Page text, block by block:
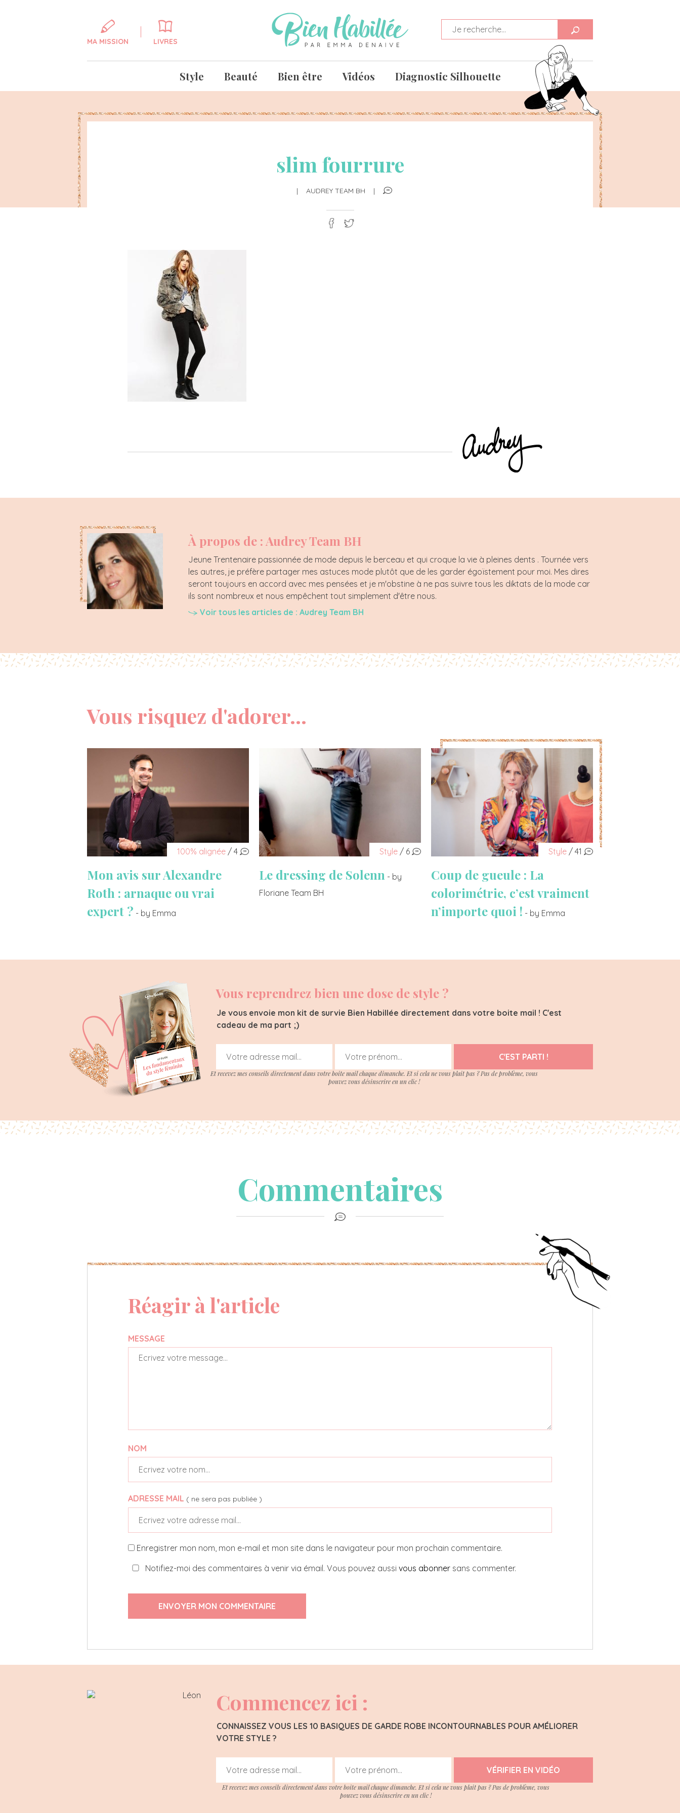
MA MISSION LIVRES
Style Beauté Bien être Vidéos Diagnostic Silhouette
slim fourrure
| AUDREY TEAM BH |
À propos de : Audrey Team BH
Jeune Trentenaire passionnée de mode depuis le berceau et qui croque la vie à pleines dents . Tournée vers
les autres, je préfère partager mes astuces mode plutôt que de les garder égoïstement pour moi. Mes dires
seront toujours en accord avec mes pensées et je m'obstine à ne pas suivre tous les diktats de la mode car
ils sont nombreux et nous empêchent tout simplement d'être nous.
Voir tous les articles de : Audrey Team BH
Vous risquez d'adorer...
100% alignée / 4
Mon avis sur Alexandre
Roth : arnaque ou vrai
expert ? - by Emma
Style / 6
Le dressing de Solenn - by
Floriane Team BH
Style / 41
Coup de gueule : La
colorimétrie, c’est vraiment
n’importe quoi ! - by Emma
Vous reprendrez bien une dose de style ?
Je vous envoie mon kit de survie Bien Habillée directement dans votre boite mail ! C'est
cadeau de ma part ;)
C'EST PARTI !
Et recevez mes conseils directement dans votre boite mail chaque dimanche. Et si cela ne vous plait pas ? Pas de problème, vous
pouvez vous désinscrire en un clic !
Commentaires
Réagir à l'article
MESSAGE
NOM
ADRESSE MAIL ( ne sera pas publiée )
Enregistrer mon nom, mon e-mail et mon site dans le navigateur pour mon prochain commentaire.
Notifiez-moi des commentaires à venir via émail. Vous pouvez aussi vous abonner sans commenter.
ENVOYER MON COMMENTAIRE
Commencez ici :
CONNAISSEZ VOUS LES 10 BASIQUES DE GARDE ROBE INCONTOURNABLES POUR AMÉLIORER
VOTRE STYLE ?
VÉRIFIER EN VIDÉO
Et recevez mes conseils directement dans votre boite mail chaque dimanche. Et si cela ne vous plait pas ? Pas de problème, vous
pouvez vous désinscrire en un clic !